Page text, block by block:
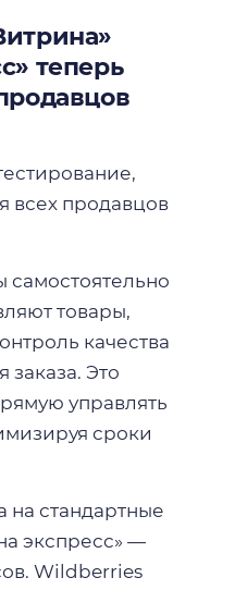
теперь
всех продавцов
товары,
качества
заказа. Это
управлять
сроки
на стандартные
экспресс» —
Wildberries